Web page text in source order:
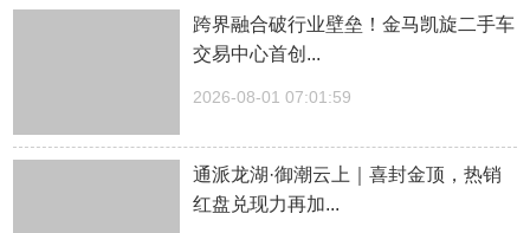
跨界融合破行业壁垒！金马凯旋二手车
交易中心首创...
2026-08-01 07:01:59
通派龙湖·御潮云上｜喜封金顶，热销
红盘兑现力再加...